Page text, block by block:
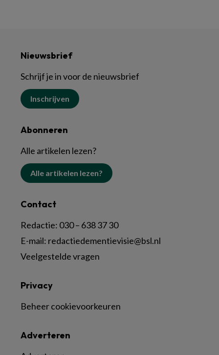
Nieuwsbrief
Schrijf je in voor de nieuwsbrief
Inschrijven
Abonneren
Alle artikelen lezen?
Alle artikelen lezen?
Contact
Redactie: 030 – 638 37 30
E-mail: redactiedementievisie@bsl.nl
Veelgestelde vragen
Adverteren
Privacy
Beheer cookievoorkeuren